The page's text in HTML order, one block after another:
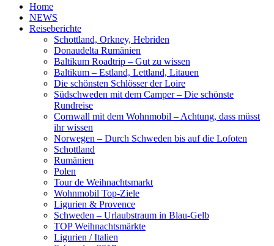
Home
NEWS
Reiseberichte
Schottland, Orkney, Hebriden
Donaudelta Rumänien
Baltikum Roadtrip – Gut zu wissen
Baltikum – Estland, Lettland, Litauen
Die schönsten Schlösser der Loire
Südschweden mit dem Camper – Die schönste
Rundreise
Cornwall mit dem Wohnmobil – Achtung, dass müsst
ihr wissen
Norwegen – Durch Schweden bis auf die Lofoten
Schottland
Rumänien
Polen
Tour de Weihnachtsmarkt
Wohnmobil Top-Ziele
Ligurien & Provence
Schweden – Urlaubstraum in Blau-Gelb
TOP Weihnachtsmärkte
Ligurien / Italien